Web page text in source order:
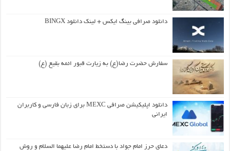
دانلود صرافی بینگ ایکس + لینک دانلود BINGX
سفارش حضرت رضا(ع) به زیارت قبور ائمه بقیع (ع)
دانلود اپلیکیشن صرافی MEXC برای زبان فارسی و کاربران
ایرانی
دعای حرز امام جواد با دستخط امام رضا علیهما السلام و روش